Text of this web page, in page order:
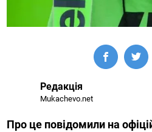
Редакція
Mukachevo.net
Про це повідомили на